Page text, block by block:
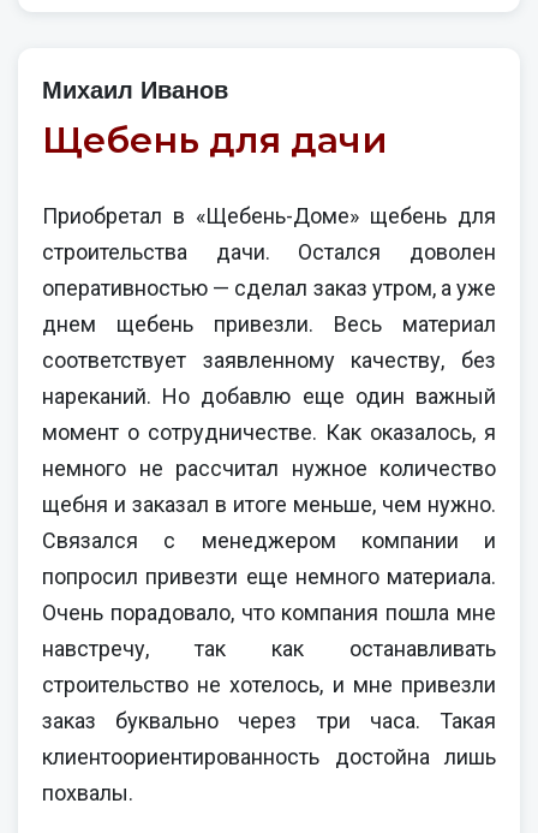
Михаил Иванов
Щебень для дачи
Приобретал в «Щебень-Доме» щебень для
строительства дачи. Остался доволен
оперативностью — сделал заказ утром, а уже
днем щебень привезли. Весь материал
соответствует заявленному качеству, без
нареканий. Но добавлю еще один важный
момент о сотрудничестве. Как оказалось, я
немного не рассчитал нужное количество
щебня и заказал в итоге меньше, чем нужно.
Связался с менеджером компании и
попросил привезти еще немного материала.
Очень порадовало, что компания пошла мне
навстречу, так как останавливать
строительство не хотелось, и мне привезли
заказ буквально через три часа. Такая
клиентоориентированность достойна лишь
похвалы.